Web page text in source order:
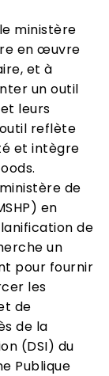
ministère
en œuvre
et à
un outil
leurs
reflète
et intègre
de
en
de
un
pour fournir
les
de
de la
(DSI) du
Publique